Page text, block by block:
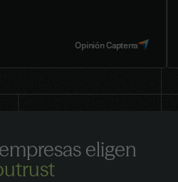
Opinión Capterra
eligen